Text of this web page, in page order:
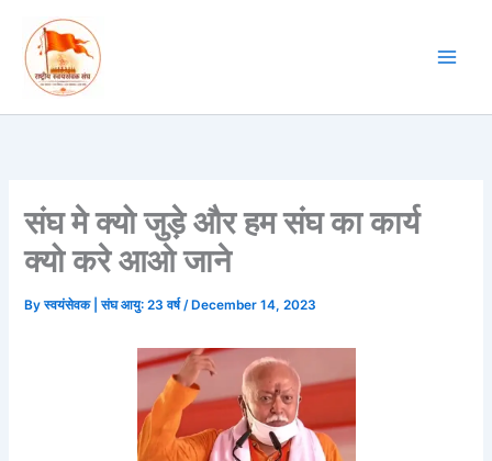
content
संघ मे क्यो जुड़े और हम संघ का कार्य
क्यो करे आओ जाने
Byस्वयंसेवक | संघ आयु: 23 वर्ष/ December 14, 2023